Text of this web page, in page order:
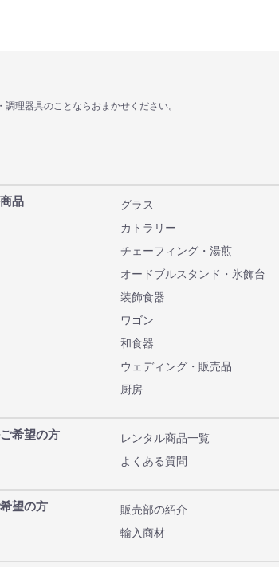
理器具のことならおまかせください。
品 グラス
カトラリー
チェーフィング・湯煎
オードブルスタンド・氷飾台
装飾食器
ワゴン
和食器
ウェディング・販売品
厨房
希望の方 レンタル商品一覧
よくある質問
望の方 販売部の紹介
輸入商材